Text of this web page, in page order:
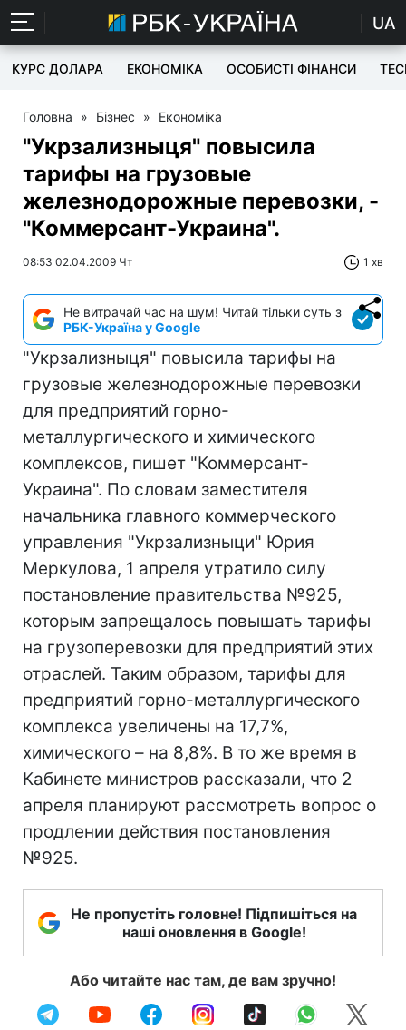
UA
КУРС ДОЛАРА ЕКОНОМІКА ОСОБИСТІ ФІНАНСИ
Головна » Бізнес » Економіка
"Укрзализныця" повысила
тарифы на грузовые
железнодорожные перевозки, -
"Коммерсант-Украина".
08:53 02.04.2009 Чт 1 хв
Не витрачай час на шум! Читай тільки суть з
РБК-Україна у Google
"Укрзализныця" повысила тарифы на
грузовые железнодорожные перевозки
для предприятий горно-
металлургического и химического
комплексов, пишет "Коммерсант-
Украина". По словам заместителя
начальника главного коммерческого
управления "Укрзализныци" Юрия
Меркулова, 1 апреля утратило силу
постановление правительства №925,
которым запрещалось повышать тарифы
на грузоперевозки для предприятий этих
отраслей. Таким образом, тарифы для
предприятий горно-металлургического
комплекса увеличены на 17,7%,
химического – на 8,8%. В то же время в
Кабинете министров рассказали, что 2
апреля планируют рассмотреть вопрос о
продлении действия постановления
№925.
Не пропустіть головне! Підпишіться на
наші оновлення в Google!
Або читайте нас там, де вам зручно!